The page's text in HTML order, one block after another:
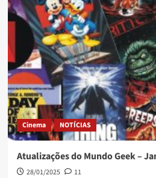
Cinema NOTÍCIAS
Atualizações do Mundo Geek –
28/01/2025
11